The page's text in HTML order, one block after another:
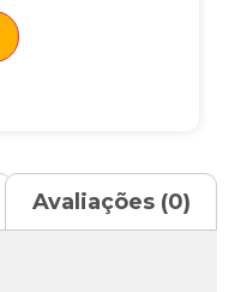
Avaliações (0)